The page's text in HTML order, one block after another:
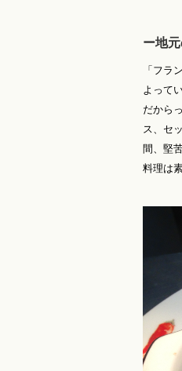
ー地
「フラ
よって
だから
ス、セ
間、堅
料理は